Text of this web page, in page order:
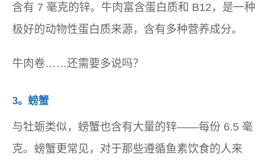
含有 7 毫克的锌。牛肉富含蛋白质和 B12，是一种
极好的动物性蛋白质来源，含有多种营养成分。
牛肉卷……还需要多说吗？
3。螃蟹
与牡蛎类似，螃蟹也含有大量的锌——每份 6.5 毫
克。螃蟹更常见，对于那些遵循鱼素饮食的人来